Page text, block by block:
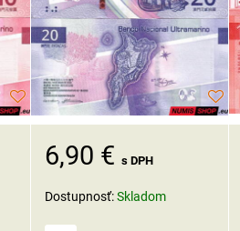
6,90 €s DPH
Dostupnosť:Skladom